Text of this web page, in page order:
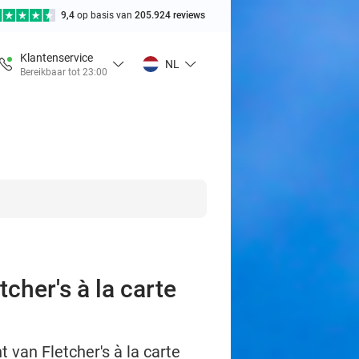
9,4 op basis van 205.924 reviews
Klantenservice
Bereikbaar tot 23:00
NL
à la carte
van Fletcher's à la carte